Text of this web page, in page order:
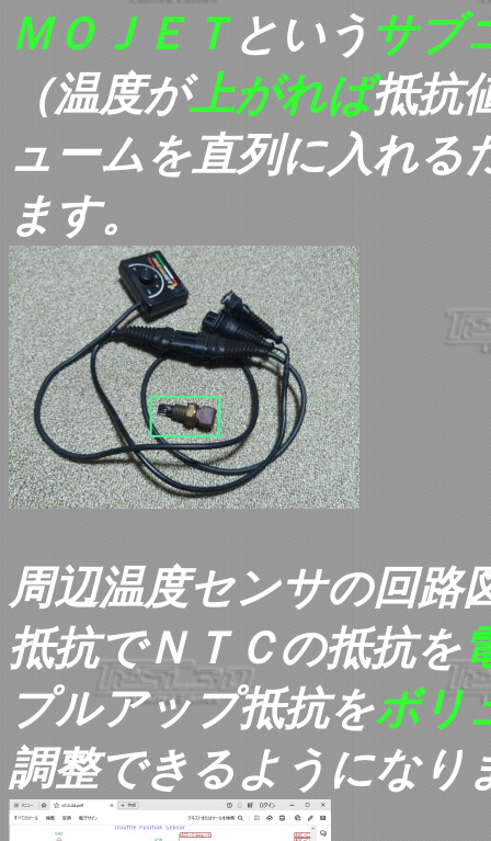
ＭＯＪＥＴ という サブ
（温度が上がれば抵抗
ュームを直列に入れる
ます。
周辺温度センサの回路
抵抗でＮＴＣの抵抗を
プルアップ抵抗をボリ
調整できるようになり